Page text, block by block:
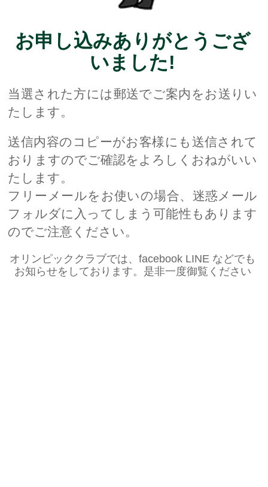
お申し込みありがとうござ
いました!
当選された方には郵送でご案内をお送りい
たします。
送信内容のコピーがお客様にも送信されて
おりますのでご確認をよろしくおねがいい
たします。
フリーメールをお使いの場合、迷惑メール
フォルダに入ってしまう可能性もあります
のでご注意ください。
オリンピッククラブでは、facebook LINE などでも
お知らせをしております。是非一度御覧ください